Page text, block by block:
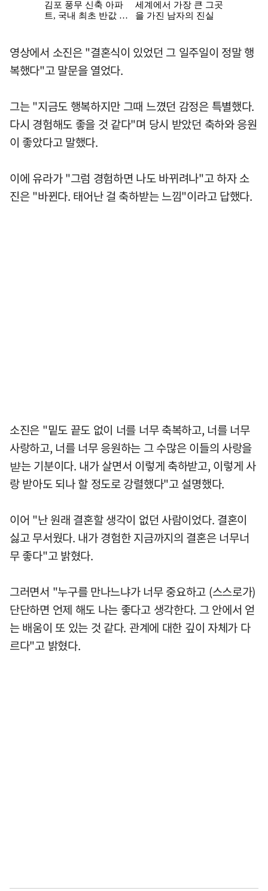
영상에서 소진은 "결혼식이 있었던 그 일주일이 정말 행
복했다"고 말문을 열었다.
그는 "지금도 행복하지만 그때 느꼈던 감정은 특별했다.
다시 경험해도 좋을 것 같다"며 당시 받았던 축하와 응원
이 좋았다고 말했다.
이에 유라가 "그럼 경험하면 나도 바뀌려나"고 하자 소
진은 "바뀐다. 태어난 걸 축하받는 느낌"이라고 답했다.
소진은 "밑도 끝도 없이 너를 너무 축복하고, 너를 너무
사랑하고, 너를 너무 응원하는 그 수많은 이들의 사랑을
뱓는 기분이다. 내가 살면서 이렇게 축하받고, 이렇게 사
랑 받아도 되나 할 정도로 강렬했다"고 설명했다.
이어 "난 원래 결혼할 생각이 없던 사람이었다. 결혼이
싫고 무서웠다. 내가 경험한 지금까지의 결혼은 너무너
무 좋다"고 밝혔다.
그러면서 "누구를 만나느냐가 너무 중요하고 (스스로가)
단단하면 언제 해도 나는 좋다고 생각한다. 그 안에서 얻
는 배움이 또 있는 것 같다. 관계에 대한 깊이 자체가 다
르다"고 밝혔다.